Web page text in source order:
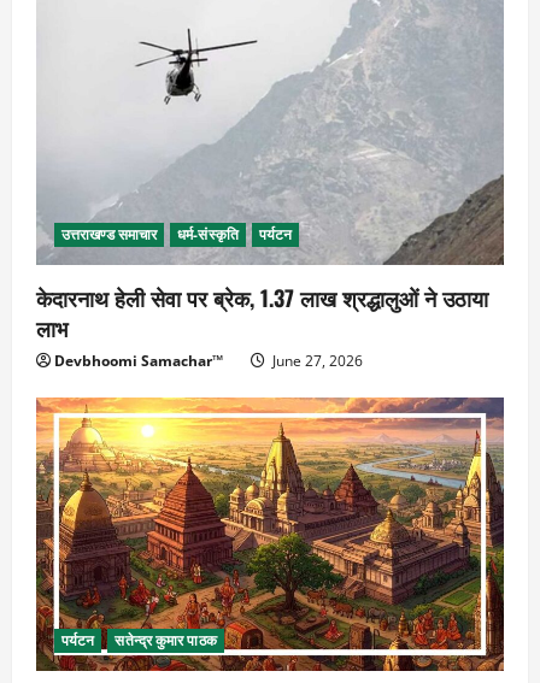
उत्तराखण्ड समाचार धर्म-संस्कृति पर्यटन
केदारनाथ हेली सेवा पर ब्रेक, 1.37 लाख श्रद्धालुओं ने उठाया
लाभ
Devbhoomi Samachar™ June 27, 2026
पर्यटन सतेन्द्र कुमार पाठक